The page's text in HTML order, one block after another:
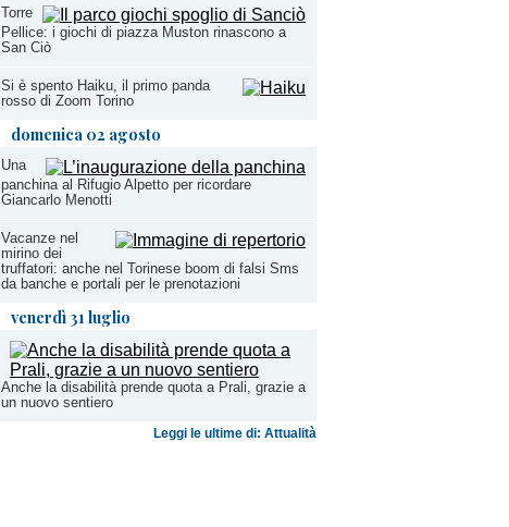
Torre
Pellice: i giochi di piazza Muston rinascono a
San Ciò
Si è spento Haiku, il primo panda
rosso di Zoom Torino
domenica 02 agosto
Una
panchina al Rifugio Alpetto per ricordare
Giancarlo Menotti
Vacanze nel
mirino dei
truffatori: anche nel Torinese boom di falsi Sms
da banche e portali per le prenotazioni
venerdì 31 luglio
Anche la disabilità prende quota a Prali, grazie a
un nuovo sentiero
Leggi le ultime di: Attualità